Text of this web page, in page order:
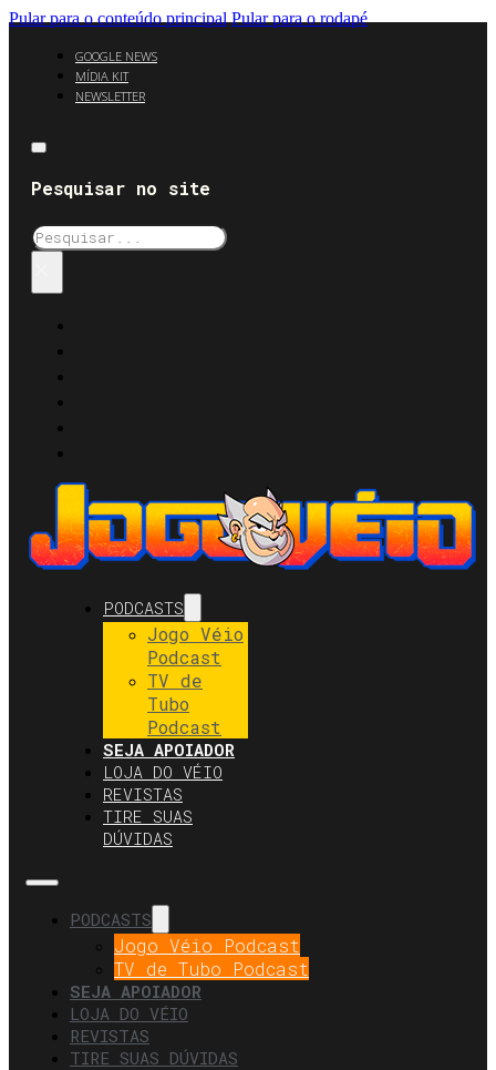
Pular para o conteúdo principal Pular para o rodapé
GOOGLE NEWS
MÍDIA KIT
NEWSLETTER
Pesquisar no site
Pesquisar
PODCASTS
Jogo Véio
Podcast
TV de
Tubo
Podcast
SEJA APOIADOR
LOJA DO VÉIO
REVISTAS
TIRE SUAS
DÚVIDAS
PODCASTS
Jogo Véio Podcast
TV de Tubo Podcast
SEJA APOIADOR
LOJA DO VÉIO
REVISTAS
TIRE SUAS DÚVIDAS